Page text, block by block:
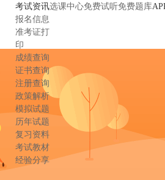
考试资讯
报名信息
准考证打
印
成绩查询
证书查询
注册查询
政策解析
模拟试题
历年试题
复习资料
考试教材
经验分享
选课中心免费试听免费题库